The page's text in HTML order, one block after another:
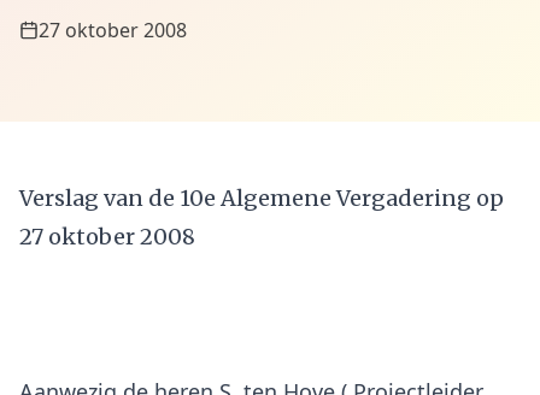
27 oktober 2008
Verslag van de 10e Algemene Vergadering op
27 oktober 2008